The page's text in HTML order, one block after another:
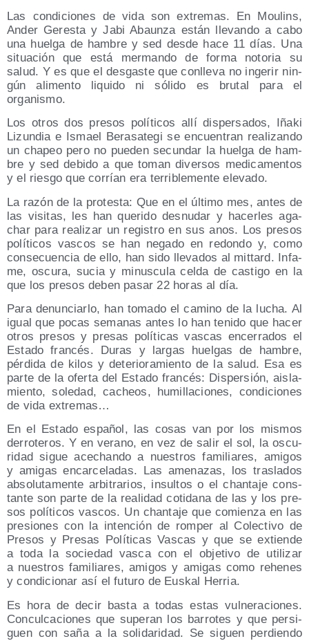
Las con­di­cio­nes de vida son extre­mas. En Mou­lins,
Ander Geres­ta y Jabi Abaun­za están lle­van­do a cabo
una huel­ga de ham­bre y sed des­de hace 11 días. Una
situa­ción que está mer­man­do de for­ma noto­ria su
salud. Y es que el des­gas­te que con­lle­va no inge­rir nin­
gún ali­men­to liqui­do ni sóli­do es bru­tal para el
organismo.
Los otros dos pre­sos polí­ti­cos allí dis­per­sa­dos, Iña­ki
Lizun­dia e Ismael Bera­sa­te­gi se encuen­tran rea­li­zan­do
un cha­peo pero no pue­den secun­dar la huel­ga de ham­
bre y sed debi­do a que toman diver­sos medi­ca­men­tos
y el ries­go que corrían era terri­ble­men­te elevado.
La razón de la pro­tes­ta: Que en el últi­mo mes, antes de
las visi­tas, les han que­ri­do des­nu­dar y hacer­les aga­
char para rea­li­zar un regis­tro en sus anos. Los pre­sos
polí­ti­cos vas­cos se han nega­do en redon­do y, como
con­se­cuen­cia de ello, han sido lle­va­dos al mit­tard. Infa­
me, oscu­ra, sucia y minus­cu­la cel­da de cas­ti­go en la
que los pre­sos deben pasar 22 horas al día.
Para denun­ciar­lo, han toma­do el camino de la lucha. Al
igual que pocas sema­nas antes lo han teni­do que hacer
otros pre­sos y pre­sas polí­ti­cas vas­cas ence­rra­dos el
Esta­do fran­cés. Duras y lar­gas huel­gas de ham­bre,
pér­di­da de kilos y dete­rio­ra­mien­to de la salud. Esa es
par­te de la ofer­ta del Esta­do fran­cés: Dis­per­sión, ais­la­
mien­to, sole­dad, cacheos, humi­lla­cio­nes, con­di­cio­nes
de vida extremas…
En el Esta­do espa­ñol, las cosas van por los mis­mos
derro­te­ros. Y en verano, en vez de salir el sol, la oscu­
ri­dad sigue ace­chan­do a nues­tros fami­lia­res, ami­gos
y ami­gas encar­ce­la­das. Las ame­na­zas, los tras­la­dos
abso­lu­ta­men­te arbi­tra­rios, insul­tos o el chan­ta­je cons­
tan­te son par­te de la reali­dad coti­da­na de las y los pre­
sos polí­ti­cos vas­cos. Un chan­ta­je que comien­za en las
pre­sio­nes con la inten­ción de rom­per al Colec­ti­vo de
Pre­sos y Pre­sas Polí­ti­cas Vas­cas y que se extien­de
a toda la socie­dad vas­ca con el obje­ti­vo de uti­li­zar
a nues­tros fami­lia­res, ami­gos y ami­gas como rehe­nes
y con­di­cio­nar así el futu­ro de Eus­kal Herria.
Es hora de decir bas­ta a todas estas vul­ne­ra­cio­nes.
Con­cul­ca­cio­nes que supe­ran los barro­tes y que per­si­
guen con saña a la soli­da­ri­dad. Se siguen per­dien­do